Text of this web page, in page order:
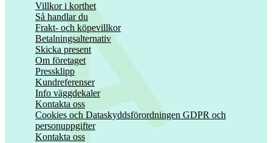
Villkor i korthet
Så handlar du
Frakt- och köpevillkor
Betalningsalternativ
Skicka present
Om företaget
Pressklipp
Kundreferenser
Info väggdekaler
Kontakta oss
Cookies och Dataskyddsförordningen GDPR och
personuppgifter
Kontakta oss